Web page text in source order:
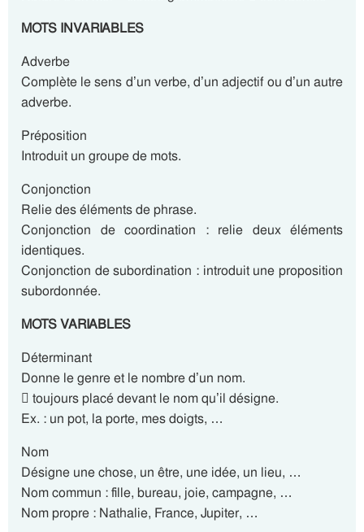
MOTS INVARIABLES
Adverbe
Complète le sens d’un verbe, d’un adjectif ou d’un autre
adverbe.
Préposition
Introduit un groupe de mots.
Conjonction
Relie des éléments de phrase.
Conjonction de coordination : relie deux éléments
identiques.
Conjonction de subordination : introduit une proposition
subordonnée.
MOTS VARIABLES
Déterminant
Donne le genre et le nombre d’un nom.
 toujours placé devant le nom qu’il désigne.
Ex. : un pot, la porte, mes doigts, …
Nom
Désigne une chose, un être, une idée, un lieu, …
Nom commun : fille, bureau, joie, campagne, …
Nom propre : Nathalie, France, Jupiter, …